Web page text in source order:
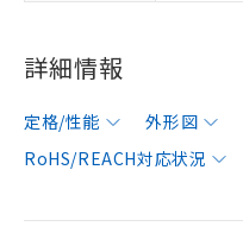
詳細情報
定格/性能 外形図
RoHS/REACH対応状況